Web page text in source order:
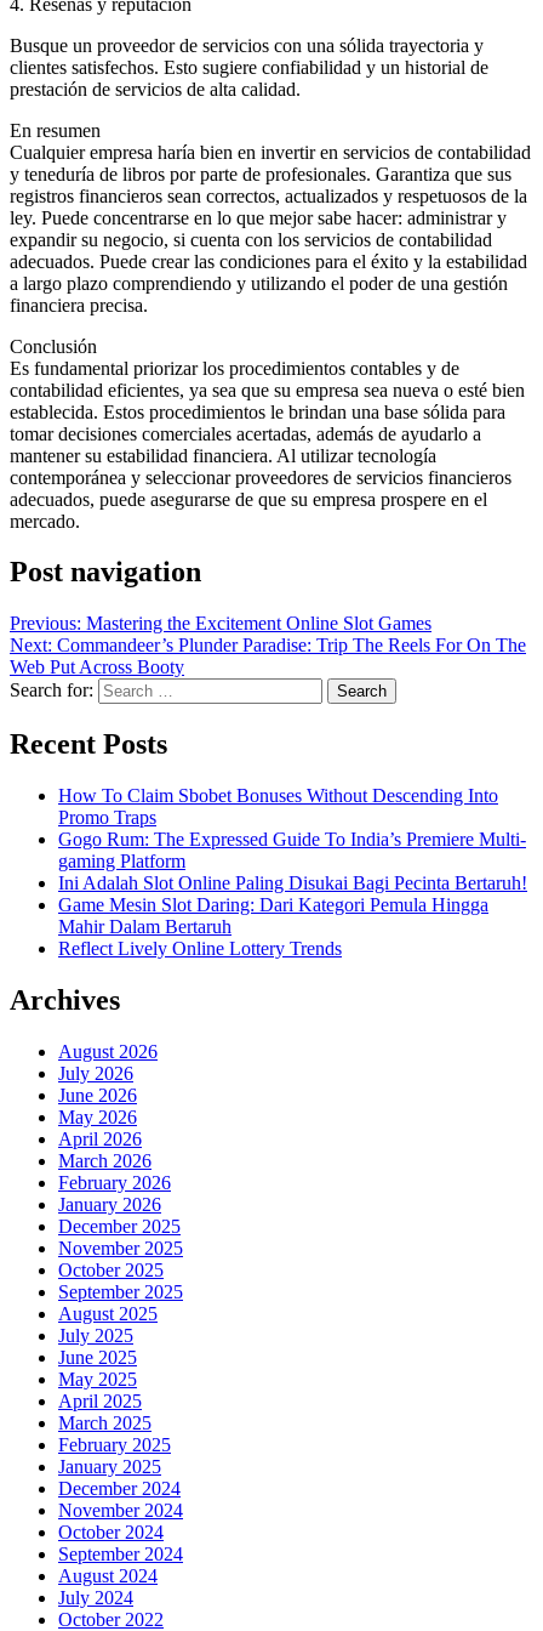
Busque un proveedor de servicios con una sólida trayectoria y
clientes satisfechos. Esto sugiere confiabilidad y un historial de
prestación de servicios de alta calidad.
En resumen
Cualquier empresa haría bien en invertir en servicios de contabilidad
y teneduría de libros por parte de profesionales. Garantiza que sus
registros financieros sean correctos, actualizados y respetuosos de la
ley. Puede concentrarse en lo que mejor sabe hacer: administrar y
expandir su negocio, si cuenta con los servicios de contabilidad
adecuados. Puede crear las condiciones para el éxito y la estabilidad
a largo plazo comprendiendo y utilizando el poder de una gestión
financiera precisa.
Conclusión
Es fundamental priorizar los procedimientos contables y de
contabilidad eficientes, ya sea que su empresa sea nueva o esté bien
establecida. Estos procedimientos le brindan una base sólida para
tomar decisiones comerciales acertadas, además de ayudarlo a
mantener su estabilidad financiera. Al utilizar tecnología
contemporánea y seleccionar proveedores de servicios financieros
adecuados, puede asegurarse de que su empresa prospere en el
mercado.
Post navigation
Previous: Mastering the Excitement Online Slot Games
Next: Commandeer’s Plunder Paradise: Trip The Reels For On The
Web Put Across Booty
Search for:
Recent Posts
How To Claim Sbobet Bonuses Without Descending Into
Promo Traps
Gogo Rum: The Expressed Guide To India’s Premiere Multi-
gaming Platform
Ini Adalah Slot Online Paling Disukai Bagi Pecinta Bertaruh!
Game Mesin Slot Daring: Dari Kategori Pemula Hingga
Mahir Dalam Bertaruh
Reflect Lively Online Lottery Trends
Archives
August 2026
July 2026
June 2026
May 2026
April 2026
March 2026
February 2026
January 2026
December 2025
November 2025
October 2025
September 2025
August 2025
July 2025
June 2025
May 2025
April 2025
March 2025
February 2025
January 2025
December 2024
November 2024
October 2024
September 2024
August 2024
July 2024
October 2022